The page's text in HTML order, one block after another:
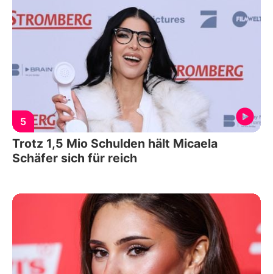
5
Trotz 1,5 Mio Schulden hält Micaela
Schäfer sich für reich